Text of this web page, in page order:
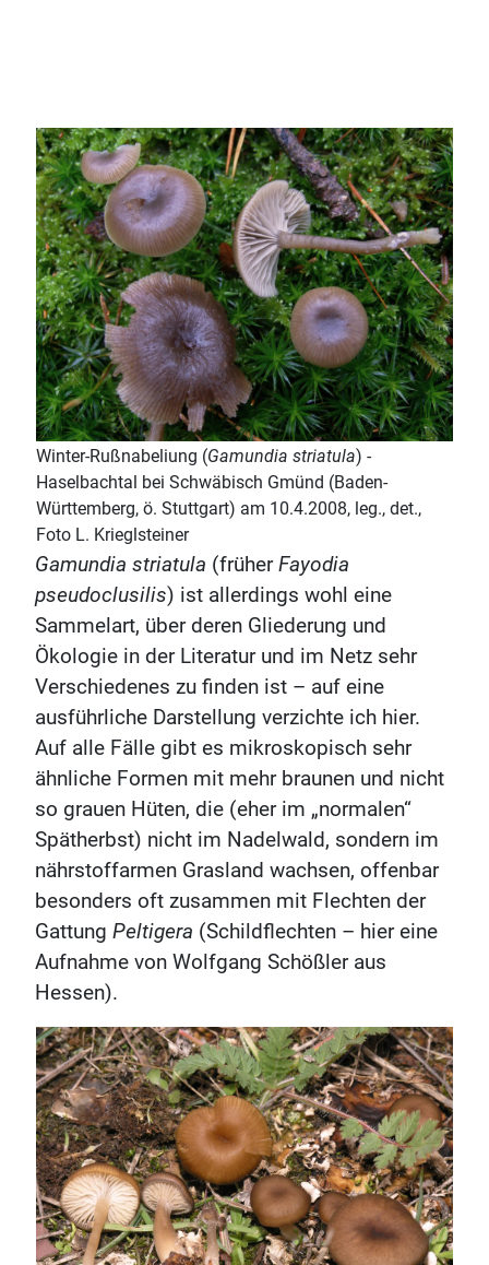
Winter-Rußnabeliung (Gamundia striatula) -
Haselbachtal bei Schwäbisch Gmünd (Baden-
Württemberg, ö. Stuttgart) am 10.4.2008, leg., det.,
Foto L. Krieglsteiner
Gamundia striatula (früherFayodia
pseudoclusilis) ist allerdings wohl eine
Sammelart, über deren Gliederung und
Ökologie in der Literatur und im Netz sehr
Verschiedenes zu finden ist – auf eine
ausführliche Darstellung verzichte ich hier.
Auf alle Fälle gibt es mikroskopisch sehr
ähnliche Formen mit mehr braunen und nicht
so grauen Hüten, die (eher im „normalen“
Spätherbst) nicht im Nadelwald, sondern im
nährstoffarmen Grasland wachsen, offenbar
besonders oft zusammen mit Flechten der
Gattung Peltigera (Schildflechten – hier eine
Aufnahme von Wolfgang Schößler aus
Hessen).